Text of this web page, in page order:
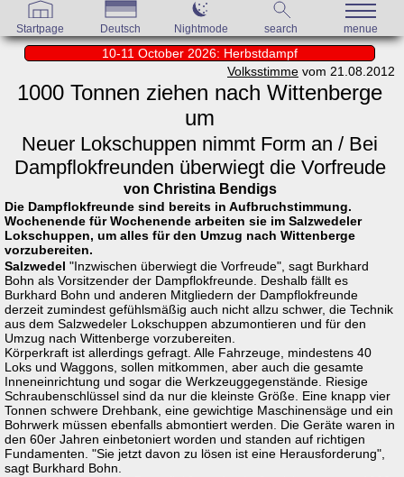
Startpage Deutsch Nightmode search menue
10-11 October 2026: Herbstdampf
Volksstimme vom 21.08.2012
1000 Tonnen ziehen nach Wittenberge
um
Neuer Lokschuppen nimmt Form an / Bei
Dampflokfreunden überwiegt die Vorfreude
von Christina Bendigs
Die Dampflokfreunde sind bereits in Aufbruchstimmung.
Wochenende für Wochenende arbeiten sie im Salzwedeler
Lokschuppen, um alles für den Umzug nach Wittenberge
vorzubereiten.
Salzwedel "Inzwischen überwiegt die Vorfreude", sagt Burkhard
Bohn als Vorsitzender der Dampflokfreunde. Deshalb fällt es
Burkhard Bohn und anderen Mitgliedern der Dampflokfreunde
derzeit zumindest gefühlsmäßig auch nicht allzu schwer, die Technik
aus dem Salzwedeler Lokschuppen abzumontieren und für den
Umzug nach Wittenberge vorzubereiten.
Körperkraft ist allerdings gefragt. Alle Fahrzeuge, mindestens 40
Loks und Waggons, sollen mitkommen, aber auch die gesamte
Inneneinrichtung und sogar die Werkzeuggegenstände. Riesige
Schraubenschlüssel sind da nur die kleinste Größe. Eine knapp vier
Tonnen schwere Drehbank, eine gewichtige Maschinensäge und ein
Bohrwerk müssen ebenfalls abmontiert werden. Die Geräte waren in
den 60er Jahren einbetoniert worden und standen auf richtigen
Fundamenten. "Sie jetzt davon zu lösen ist eine Herausforderung",
sagt Burkhard Bohn.